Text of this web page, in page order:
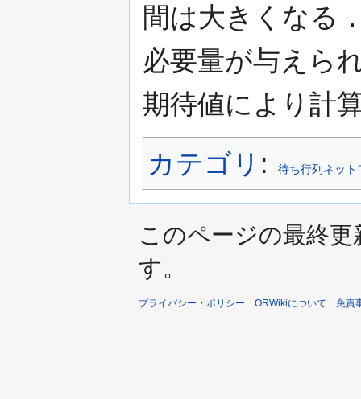
間は大きくなる
必要量が与えら
期待値により計
カテゴリ : 待ち行列ネット
このページの最終
す。
プライバシー・ポリシー ORWikiについて 免責